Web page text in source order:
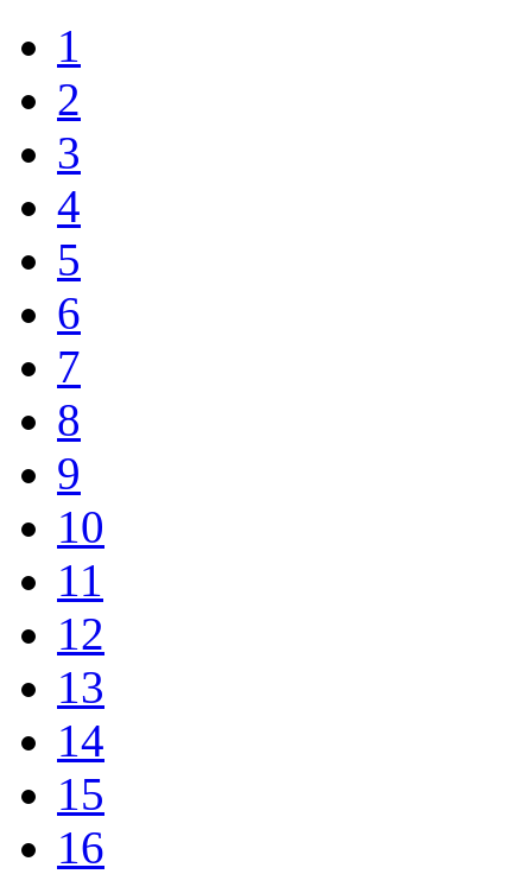
1
2
3
4
5
6
7
8
9
10
11
12
13
14
15
16